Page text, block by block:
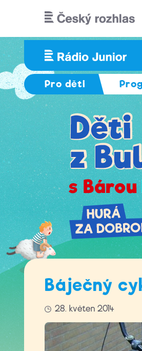
Pro děti
Báječný
28. květen 2014